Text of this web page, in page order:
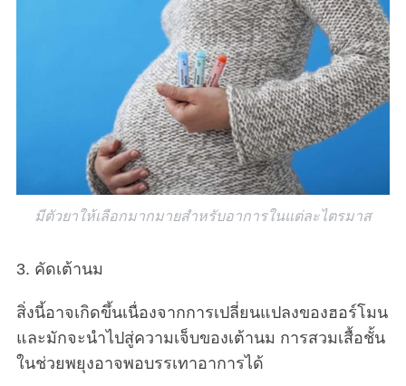
มีตัวยาให้เลือกมากมายสำหรับอาการในแต่ละไตรมาส
3. คัดเต้านม
สิ่งนี้อาจเกิดขึ้นเนื่องจากการเปลี่ยนแปลงของฮอร์โมน
และมักจะนำไปสู่ความเจ็บของเต้านม การสวมเสื้อชั้น
ในช่วยพยุงอาจพอบรรเทาอาการได้